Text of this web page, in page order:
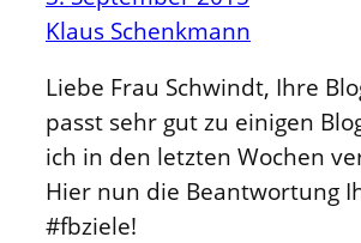
Klaus Schenkmann
Liebe Frau Schwindt, Ihre
passt sehr gut zu einigen
ich in den letzten Wochen
Hier nun die Beantwortung
#fbziele!